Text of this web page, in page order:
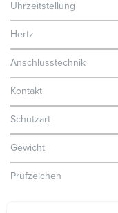
Uhrzeitstellung
Hertz
Anschlusstechnik
Kontakt
Schutzart
Gewicht
Prüfzeichen